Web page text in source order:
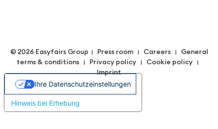
© 2026 Easyfairs Group | Press room| Careers| General
terms & conditions | Privacy policy | Cookie policy |
Imprint
Hinweis bei Erhebung
Ihre Datenschutzeinstellungen